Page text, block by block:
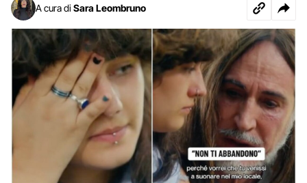
A cura di Sara Leombruno